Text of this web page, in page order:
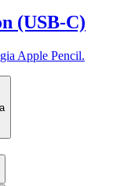
(USB-C)
Apple Pencil.